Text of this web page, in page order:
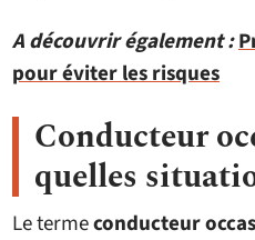
A découvrir également :
pour éviter les risques
Conducteur
quelles
Le termeconducteur